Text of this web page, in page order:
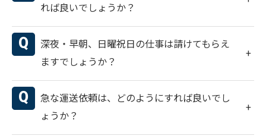
れば良いでしょうか？
深夜・早朝、日曜祝日の仕事は請けてもらえ
ますでしょうか？
急な運送依頼は、どのようにすれば良いでし
ょうか？